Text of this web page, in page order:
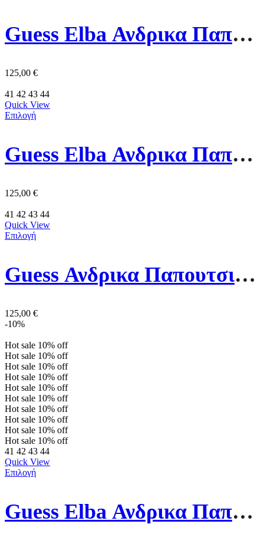
Guess Elba Ανδρικα Παπουτσια FMFBANLEL12-WHITE Λευκα
125,00 €
41 42 43 44
Quick View
Επιλογή
Guess Elba Ανδρικα Παπουτσια FMFBANLEL12-BLACK Μαυρα
125,00 €
41 42 43 44
Quick View
Επιλογή
Guess Ανδρικα Παπουτσια FMFONAELL12-WHIBK Μαυρα/Λευκα
125,00 €
-10%
Hot sale 10% off
Hot sale 10% off
Hot sale 10% off
Hot sale 10% off
Hot sale 10% off
Hot sale 10% off
Hot sale 10% off
Hot sale 10% off
Hot sale 10% off
Hot sale 10% off
41 42 43 44
Quick View
Επιλογή
Guess Elba Ανδρικα Παπουτσια FMPVIBLEA12-WBEIB Λευκο